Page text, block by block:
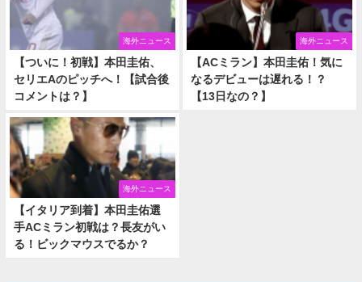
海外ニュース
【ついに！初戦】本田圭佑、
セリエAのピッチへ！【試合後
コメントは？】
海外ニュース
【ACミラン】本田圭佑！気に
なるデビューは遅れる！？
【13日なの？】
海外ニュース
【イタリア到着】本田圭佑選
手ACミラン初戦は？長友がい
る！ビックマウスでるか？